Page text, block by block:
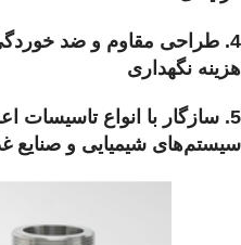
4. طراحی مقاوم و ضد
هزینه نگهداری
5. سازگار با انواع تاسیسات
سیستم‌های شیمیایی و صنایع